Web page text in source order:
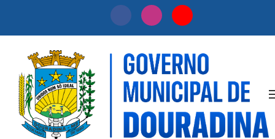
Início
Licitação
PREGÃO
PRESENCIAL
15/2025 -